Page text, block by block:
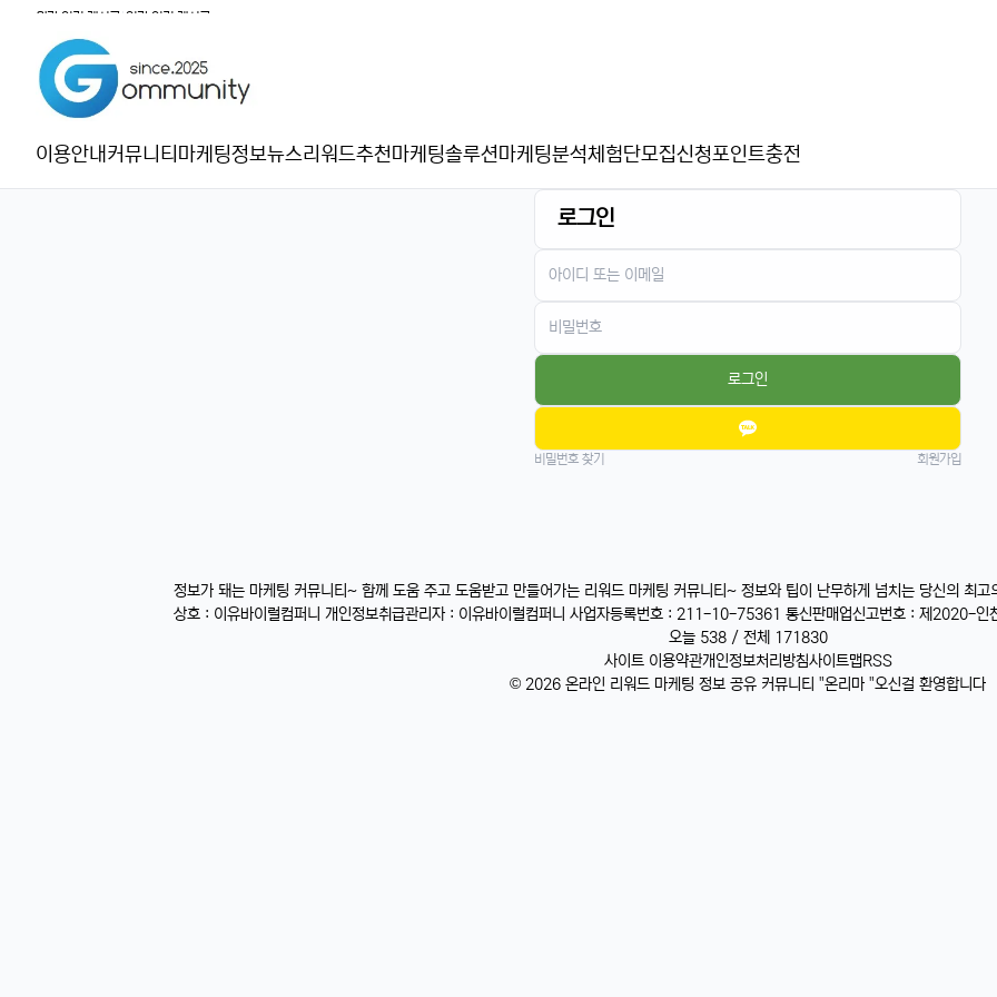
월간 인기 게시글 일간 인기 게시글
이용안내 커뮤니티 마케팅정보뉴스리워드추천마케팅솔루션마케팅분석체험단모집신청포인트충전
로그인
로그인
비밀번호 찾기 회원가입
정보가 돼는 마케팅 커뮤니티~ 함께 도움 주고 도움받고 만들어가는 리워드 마케팅 커뮤니티~ 정보와 팁이 난무하게 넘치는 당신의 최
상호 : 이유바이럴컴퍼니 개인정보취급관리자 : 이유바이럴컴퍼니 사업자등록번호 : 211-10-75361 통신판매업신고번호 : 제2020-
오늘 538 / 전체 171830
사이트 이용약관개인정보처리방침사이트맵RSS
© 2026 온라인 리워드 마케팅 정보 공유 커뮤니티 "온리마 "오신걸 환영합니다